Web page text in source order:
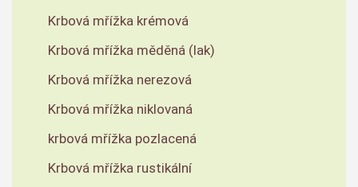
Krbová mřížka krémová
Krbová mřížka měděná (lak)
Krbová mřížka nerezová
Krbová mřížka niklovaná
krbová mřížka pozlacená
Krbová mřížka rustikální